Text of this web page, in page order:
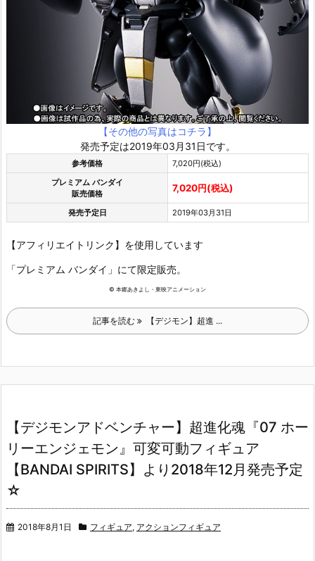
【その他の写真はコチラ】
発売予定は2019年03月31日です。
参考価格
7,020円(税込)
プレミアム バンダイ
販売価格
7,020円(税込)
発売予定日 2019年03月31日
【アフィリエイトリンク】を使用しています
「プレミアム バンダイ」にて限定販売。
© 本郷あきよし・東映アニメーション
記事を読む 【デジモン】超進 ...
【デジモンアドベンチャー】超進化魂『07 ホー
リーエンジェモン』可変可動フィギュア
【BANDAI SPIRITS】より2018年12月発売予定
☆
2018年8月1日 フィギュア, アクションフィギュア